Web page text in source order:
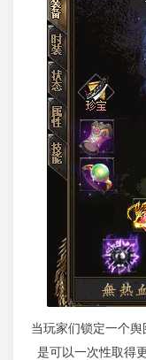
当玩家们锁定一个
是可以一次性取得